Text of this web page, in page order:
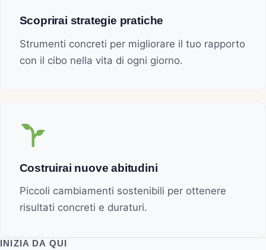
Scoprirai strategie pratiche
Strumenti concreti per migliorare il tuo rapporto
con il cibo nella vita di ogni giorno.
Costruirai nuove abitudini
Piccoli cambiamenti sostenibili per ottenere
risultati concreti e duraturi.
INIZIA DA QUI